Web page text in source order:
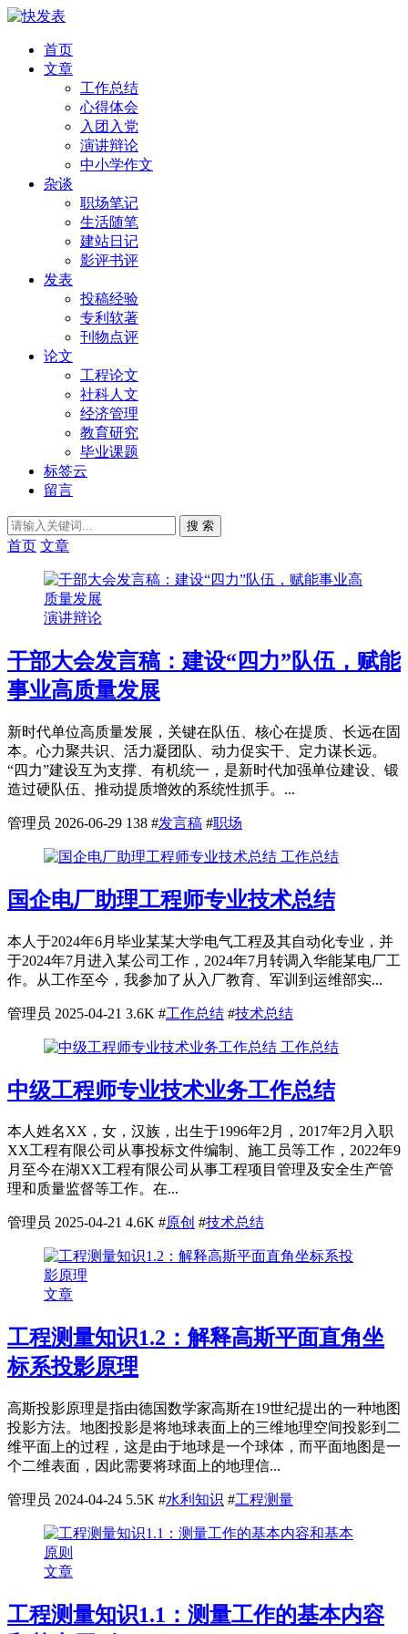
首页
文章
工作总结
心得体会
入团入党
演讲辩论
中小学作文
杂谈
职场笔记
生活随笔
建站日记
影评书评
发表
投稿经验
专利软著
刊物点评
论文
工程论文
社科人文
经济管理
教育研究
毕业课题
标签云
留言
搜 索
首页 文章
演讲辩论
干部大会发言稿：建设“四力”队伍，赋能
事业高质量发展
新时代单位高质量发展，关键在队伍、核心在提质、长远在固
本。心力聚共识、活力凝团队、动力促实干、定力谋长远。
“四力”建设互为支撑、有机统一，是新时代加强单位建设、锻
造过硬队伍、推动提质增效的系统性抓手。...
管理员 2026-06-29 138 #发言稿 #职场
工作总结
国企电厂助理工程师专业技术总结
本人于2024年6月毕业某某大学电气工程及其自动化专业，并
于2024年7月进入某公司工作，2024年7月转调入华能某电厂工
作。从工作至今，我参加了从入厂教育、军训到运维部实...
管理员 2025-04-21 3.6K #工作总结 #技术总结
工作总结
中级工程师专业技术业务工作总结
本人姓名XX，女，汉族，出生于1996年2月，2017年2月入职
XX工程有限公司从事投标文件编制、施工员等工作，2022年9
月至今在湖XX工程有限公司从事工程项目管理及安全生产管
理和质量监督等工作。在...
管理员 2025-04-21 4.6K #原创 #技术总结
文章
工程测量知识1.2：解释高斯平面直角坐
标系投影原理
高斯投影原理是指由德国数学家高斯在19世纪提出的一种地图
投影方法。地图投影是将地球表面上的三维地理空间投影到二
维平面上的过程，这是由于地球是一个球体，而平面地图是一
个二维表面，因此需要将球面上的地理信...
管理员 2024-04-24 5.5K #水利知识 #工程测量
文章
工程测量知识1.1：测量工作的基本内容